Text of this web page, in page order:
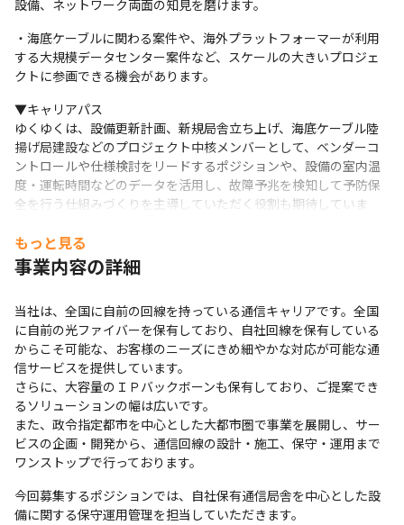
設備、ネットワーク両面の知見を磨けます。
・海底ケーブルに関わる案件や、海外プラットフォーマーが利用
する大規模データセンター案件など、スケールの大きいプロジェ
クトに参画できる機会があります。
▼キャリアパス
ゆくゆくは、設備更新計画、新規局舎立ち上げ、海底ケーブル陸
揚げ局建設などのプロジェクト中核メンバーとして、ベンダーコ
ントロールや仕様検討をリードするポジションや、設備の室内温
度・運転時間などのデータを活用し、故障予兆を検知して予防保
全を行う仕組みづくりを主導していただく役割も期待していま
用標準を設計し、全社に展開していくエンジニア、またはチーム
を率いるマネジメント層としてキャリアを築いていただけます。
もっと見る
事業内容の詳細
当社は、全国に自前の回線を持っている通信キャリアです。全国
に自前の光ファイバーを保有しており、自社回線を保有している
からこそ可能な、お客様のニーズにきめ細やかな対応が可能な通
信サービスを提供しています。
さらに、大容量のＩＰバックボーンも保有しており、ご提案でき
るソリューションの幅は広いです。
また、政令指定都市を中心とした大都市圏で事業を展開し、サー
ビスの企画・開発から、通信回線の設計・施工、保守・運用まで
ワンストップで行っております。
今回募集するポジションでは、自社保有通信局舎を中心とした設
備に関する保守運用管理を担当していただきます。